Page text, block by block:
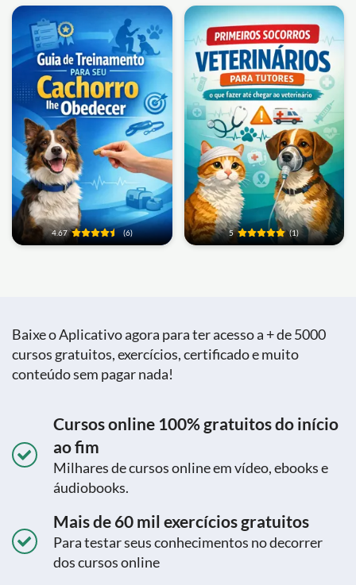
4.67 (6) 5 (1)
Baixe o Aplicativo agora para ter acesso a + de 5000
cursos gratuitos, exercícios, certificado e muito
conteúdo sem pagar nada!
Cursos online 100% gratuitos do início
ao fim
Milhares de cursos online em vídeo, ebooks e
áudiobooks.
Mais de 60 mil exercícios gratuitos
Para testar seus conhecimentos no decorrer
dos cursos online